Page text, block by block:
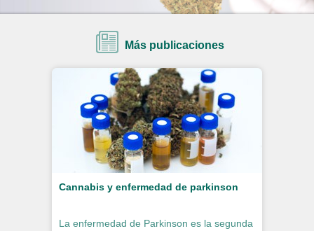
Más publicaciones
Cannabis y enfermedad de parkinson
La enfermedad de Parkinson es la segunda